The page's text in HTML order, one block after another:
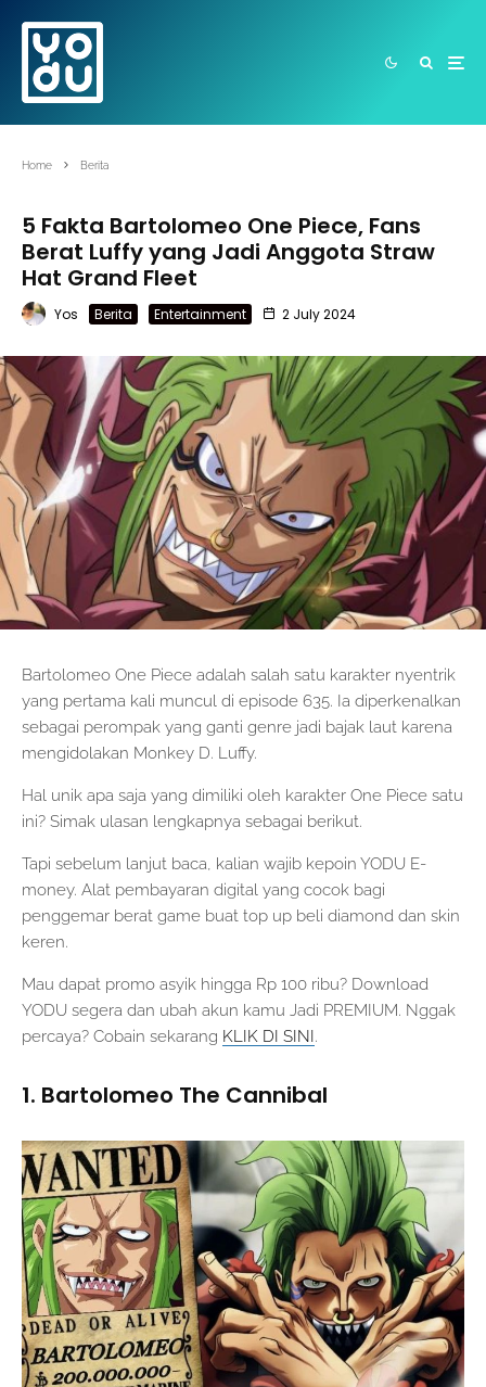
Home Berita
5 Fakta Bartolomeo One Piece, Fans
Berat Luffy yang Jadi Anggota Straw
Hat Grand Fleet
Yos Berita Entertainment 2 July 2024
Bartolomeo One Piece adalah salah satu karakter nyentrik
yang pertama kali muncul di episode 635. Ia diperkenalkan
sebagai perompak yang ganti genre jadi bajak laut karena
mengidolakan Monkey D. Luffy.
Hal unik apa saja yang dimiliki oleh karakter One Piece satu
ini? Simak ulasan lengkapnya sebagai berikut.
Tapi sebelum lanjut baca, kalian wajib kepoin YODU E-
money. Alat pembayaran digital yang cocok bagi
penggemar berat game buat top up beli diamond dan skin
keren.
Mau dapat promo asyik hingga Rp 100 ribu? Download
YODU segera dan ubah akun kamu Jadi PREMIUM. Nggak
percaya? Cobain sekarang KLIK DI SINI.
1. Bartolomeo The Cannibal